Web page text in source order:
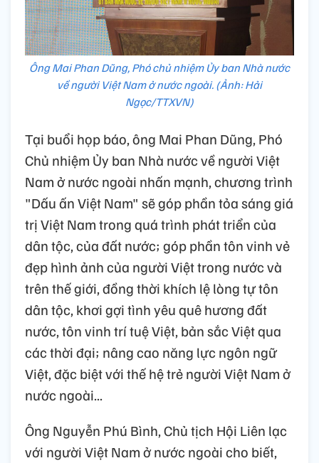
Ông Mai Phan Dũng, Phó chủ nhiệm Ủy ban Nhà nước
về người Việt Nam ở nước ngoài. (Ảnh: Hải
Ngọc/TTXVN)
Tại buổi họp báo, ông Mai Phan Dũng, Phó
Chủ nhiệm Ủy ban Nhà nước về người Việt
Nam ở nước ngoài nhấn mạnh, chương trình
"Dấu ấn Việt Nam" sẽ góp phần tỏa sáng giá
trị Việt Nam trong quá trình phát triển của
dân tộc, của đất nước; góp phần tôn vinh vẻ
đẹp hình ảnh của người Việt trong nước và
trên thế giới, đồng thời khích lệ lòng tự tôn
dân tộc, khơi gợi tình yêu quê hương đất
nước, tôn vinh trí tuệ Việt, bản sắc Việt qua
các thời đại; nâng cao năng lực ngôn ngữ
Việt, đặc biệt với thế hệ trẻ người Việt Nam ở
nước ngoài...
Ông Nguyễn Phú Bình, Chủ tịch Hội Liên lạc
với người Việt Nam ở nước ngoài cho biết,